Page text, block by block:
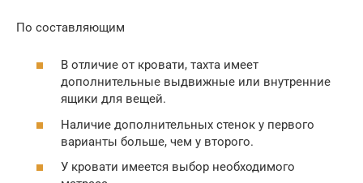
По составляющим
В отличие от кровати, тахта имеет
дополнительные выдвижные или внутренние
ящики для вещей.
Наличие дополнительных стенок у первого
варианты больше, чем у второго.
У кровати имеется выбор необходимого